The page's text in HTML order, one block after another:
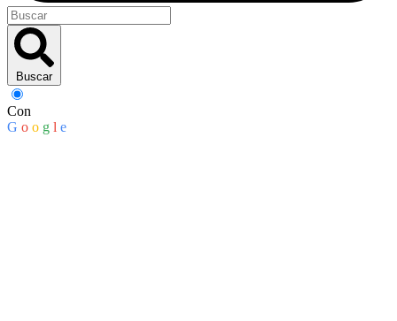
Buscar
Con
G o o g l e